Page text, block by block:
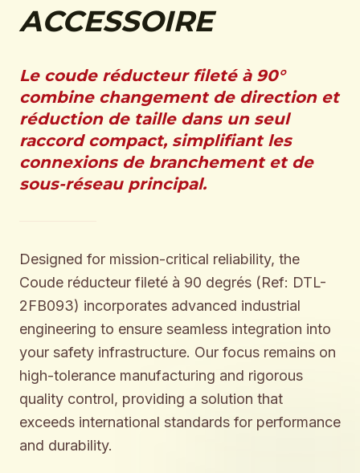
ACCESSOIRE
Le coude réducteur fileté à 90°
combine changement de direction et
réduction de taille dans un seul
raccord compact, simplifiant les
connexions de branchement et de
sous-réseau principal.
Designed for mission-critical reliability, the
Coude réducteur fileté à 90 degrés (Ref: DTL-
2FB093) incorporates advanced industrial
engineering to ensure seamless integration into
your safety infrastructure. Our focus remains on
high-tolerance manufacturing and rigorous
quality control, providing a solution that
exceeds international standards for performance
and durability.